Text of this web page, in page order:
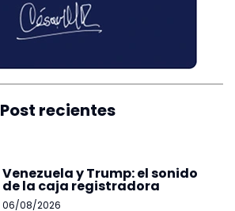
Post recientes
Venezuela y Trump: el sonido
de la caja registradora
06/08/2026